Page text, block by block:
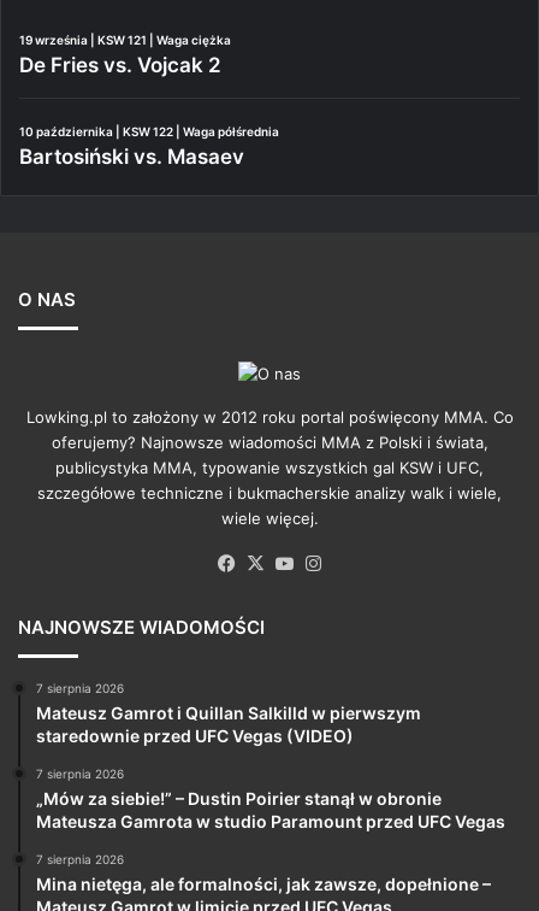
19 września | KSW 121 | Waga ciężka
De Fries vs. Vojcak 2
10 października | KSW 122 | Waga półśrednia
Bartosiński vs. Masaev
O NAS
Lowking.pl to założony w 2012 roku portal poświęcony MMA. Co
oferujemy? Najnowsze wiadomości MMA z Polski i świata,
publicystyka MMA, typowanie wszystkich gal KSW i UFC,
szczegółowe techniczne i bukmacherskie analizy walk i wiele,
wiele więcej.
Facebook
X YouTube
NAJNOWSZE WIADOMOŚCI
7 sierpnia 2026
Mateusz Gamrot i Quillan Salkilld w pierwszym
staredownie przed UFC Vegas (VIDEO)
7 sierpnia 2026
„Mów za siebie!” – Dustin Poirier stanął w obronie
Mateusza Gamrota w studio Paramount przed UFC Vegas
7 sierpnia 2026
Mina nietęga, ale formalności, jak zawsze, dopełnione –